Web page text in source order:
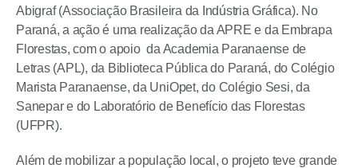
Abigraf (Associação Brasileira da Indústria Gráfica). No
Paraná, a ação é uma realização da APRE e da Embrapa
Florestas, com o apoio da Academia Paranaense de
Letras (APL), da Biblioteca Pública do Paraná, do Colégio
Marista Paranaense, da UniOpet, do Colégio Sesi, da
Sanepar e do Laboratório de Benefício das Florestas
(UFPR).
Além de mobilizar a população local, o projeto teve grande